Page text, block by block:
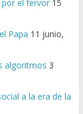
por el fervor 15
Papa 11 junio,
algoritmos 3
a la era de la